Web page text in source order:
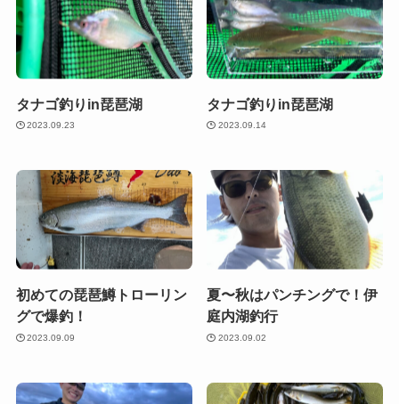
タナゴ釣りin琵琶湖
2023.09.23
タナゴ釣りin琵琶湖
2023.09.14
初めての琵琶鱒トローリン
グで爆釣！
2023.09.09
夏〜秋はパンチングで！伊
庭内湖釣行
2023.09.02